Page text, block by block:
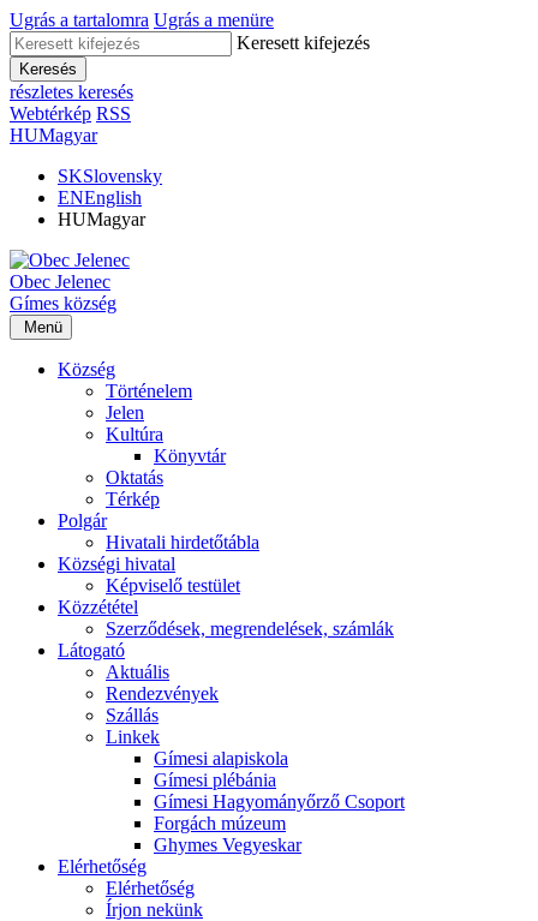
Ugrás a tartalomra Ugrás a menüre
Keresett kifejezés
Keresés
részletes keresés
Webtérkép RSS
HUMagyar
SKSlovensky
ENEnglish
HUMagyar
Obec Jelenec
Gímes község
Menü
Község
Történelem
Jelen
Kultúra
Könyvtár
Oktatás
Térkép
Polgár
Hivatali hirdetőtábla
Községi hivatal
Képviselő testület
Közzététel
Szerződések, megrendelések, számlák
Látogató
Aktuális
Rendezvények
Szállás
Linkek
Gímesi alapiskola
Gímesi plébánia
Gímesi Hagyományőrző Csoport
Forgách múzeum
Ghymes Vegyeskar
Elérhetőség
Elérhetőség
Írjon nekünk